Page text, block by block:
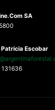
SA
Escobar
131636